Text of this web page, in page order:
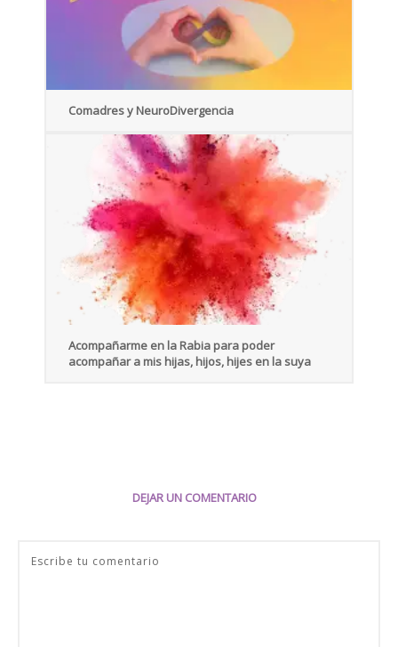
Comadres y NeuroDivergencia
Acompañarme en la Rabia para poder
acompañar a mis hijas, hijos, hijes en la suya
DEJAR UN COMENTARIO